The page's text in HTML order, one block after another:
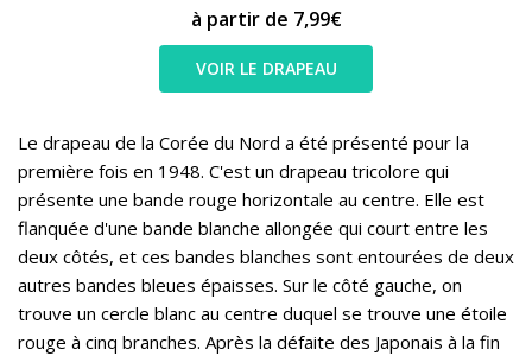
à partir de 7,99€
VOIR LE DRAPEAU
Le drapeau de la Corée du Nord a été présenté pour la
première fois en 1948. C'est un drapeau tricolore qui
présente une bande rouge horizontale au centre. Elle est
flanquée d'une bande blanche allongée qui court entre les
deux côtés, et ces bandes blanches sont entourées de deux
autres bandes bleues épaisses. Sur le côté gauche, on
trouve un cercle blanc au centre duquel se trouve une étoile
rouge à cinq branches. Après la défaite des Japonais à la fin